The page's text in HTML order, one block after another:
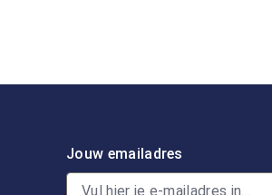
Jouw emailadres